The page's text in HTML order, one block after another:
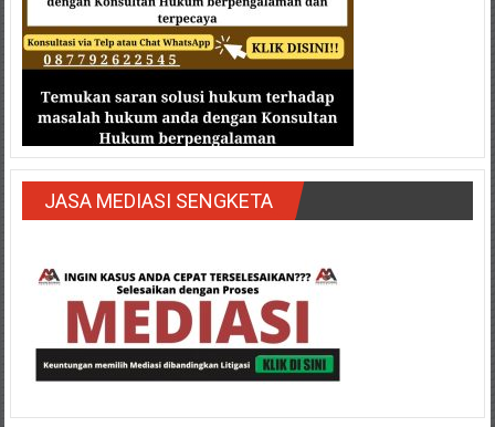
Kalimantan
Barat/
Kalimantan
Timur/
Kalimantan
Selatan/
Samarinda/Jawa
Barat/
jawa
Terdekat
JASA MEDIASI SENGKETA